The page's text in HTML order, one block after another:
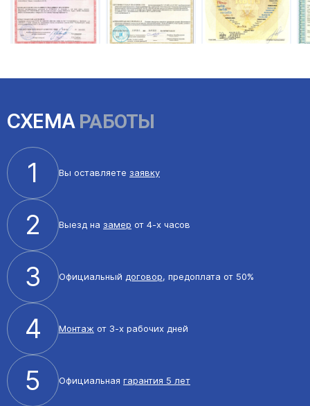
СХЕМАРАБОТЫ
1 Вы оставляете заявку
2 Выезд на замер от 4-х часов
3 Официальный договор, предоплата от 50%
4 Монтаж от 3-х рабочих дней
5 Официальная гарантия 5 лет